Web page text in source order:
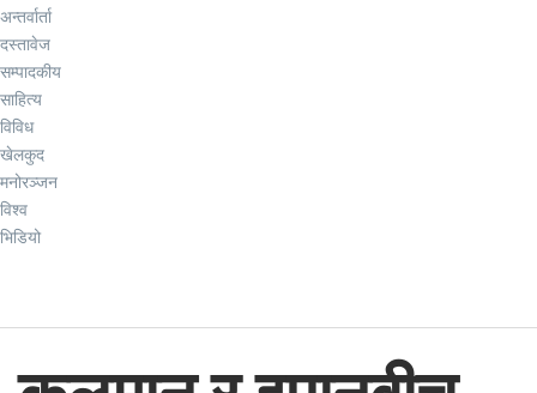
अन्तर्वार्ता
दस्तावेज
सम्पादकीय
साहित्य
विविध
खेलकुद
मनोरञ्जन
विश्व
भिडियो